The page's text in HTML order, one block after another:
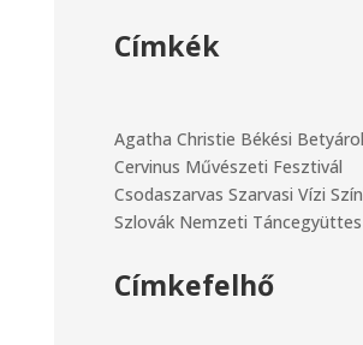
Címkék
Agatha Christie Békési
Cervinus Művészeti Fesztivál
Csodaszarvas Szarvasi Vízi
Szlovák Nemzeti Táncegyüttes
Címkefelhő